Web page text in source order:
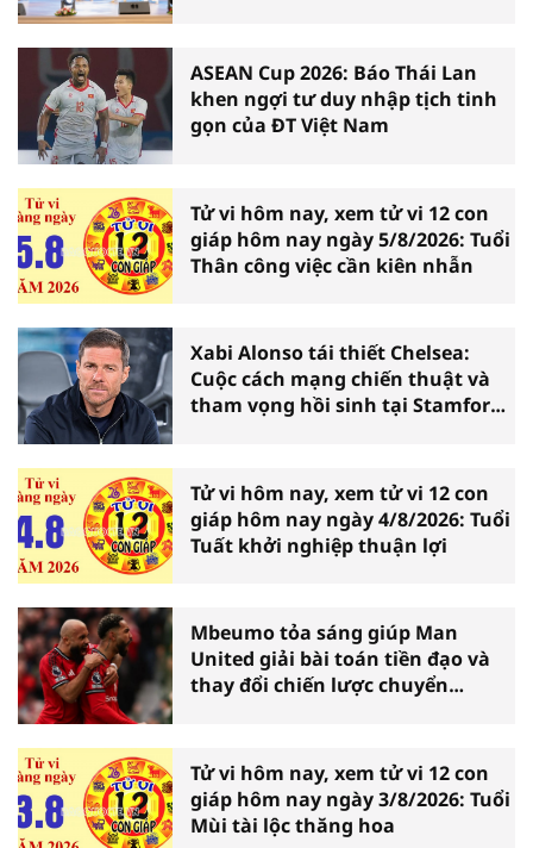
ASEAN Cup 2026: Báo Thái Lan
khen ngợi tư duy nhập tịch tinh
gọn của ĐT Việt Nam
Tử vi hôm nay, xem tử vi 12 con
giáp hôm nay ngày 5/8/2026: Tuổi
Thân công việc cần kiên nhẫn
Xabi Alonso tái thiết Chelsea:
Cuộc cách mạng chiến thuật và
tham vọng hồi sinh tại Stamford
Tử vi hôm nay, xem tử vi 12 con
giáp hôm nay ngày 4/8/2026: Tuổi
Tuất khởi nghiệp thuận lợi
Mbeumo tỏa sáng giúp Man
United giải bài toán tiền đạo và
thay đổi chiến lược chuyển
Tử vi hôm nay, xem tử vi 12 con
giáp hôm nay ngày 3/8/2026: Tuổi
Mùi tài lộc thăng hoa